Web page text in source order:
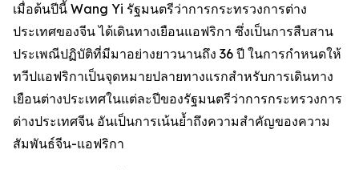
เมื่อต้นปีนี้ Wang Yi รัฐมนตรีว่าการกระทรวงการต่าง
ประเทศของจีน ได้เดินทางเยือนแอฟริกา ซึ่งเป็นการสืบสาน
ประเพณีปฏิบัติที่มีมาอย่างยาวนานถึง 36 ปี ในการกำหนดให้
ทวีปแอฟริกาเป็นจุดหมายปลายทางแรกสำหรับการเดินทาง
เยือนต่างประเทศในแต่ละปีของรัฐมนตรีว่าการกระทรวงการ
ต่างประเทศจีน อันเป็นการเน้นย้ำถึงความสำคัญของความ
สัมพันธ์จีน-แอฟริกา